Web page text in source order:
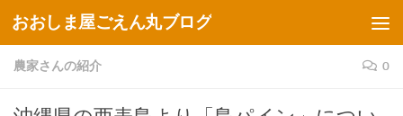
コンテンツへスキップ
おおしま屋ごえん丸ブログ
農家さんの紹介 0